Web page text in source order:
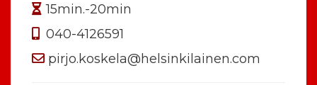
15min.-20min
040-4126591
pirjo.koskela@helsinkilainen.com